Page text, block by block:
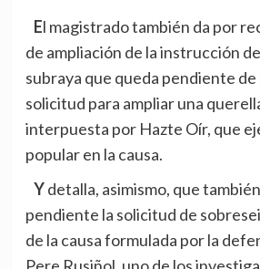
El magistrado también da por recibida la petición
de ampliación de la instrucción
subraya que queda pendiente
solicitud para ampliar una
interpuesta por Hazte Oír, que
popular en la causa.
Y detalla, asimismo, que también queda
pendiente la solicitud de
de la causa formulada por la